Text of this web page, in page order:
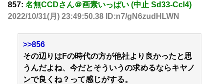
857: 名無CCDさん＠画素いっぱい (中止 Sd33-Ccl4)
2022/10/31(月) 23:49:50.38 ID:n7/gN6zudHLWN
>>856
その辺りはFの時代の方が他社より良かったと思
うんだよね、今だとそういうの求めるならキヤノ
ンで良くね？って感じがする。